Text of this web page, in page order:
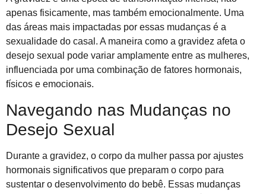
apenas fisicamente, mas também emocionalmente. Uma
das áreas mais impactadas por essas mudanças é a
sexualidade do casal. A maneira como a gravidez afeta o
desejo sexual pode variar amplamente entre as mulheres,
influenciada por uma combinação de fatores hormonais,
físicos e emocionais.
Navegando nas Mudanças no
Desejo Sexual
Durante a gravidez, o corpo da mulher passa por ajustes
hormonais significativos que preparam o corpo para
sustentar o desenvolvimento do bebê. Essas mudanças